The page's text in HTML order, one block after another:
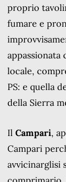
proprio
fumare e
locale,
PS: e quella
della Sierra
Il Campari,
Campari
avvicinarglisi